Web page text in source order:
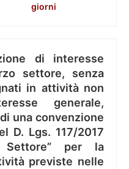
giorni
di interesse
settore, senza
in attività non
generale,
una convenzione
D. Lgs. 117/2017
Settore” per la
previste nelle